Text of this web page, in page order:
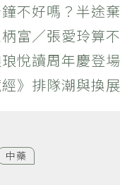
不好嗎？半途
富／張愛玲算
悅讀周年慶登
》排隊潮與換
中藥